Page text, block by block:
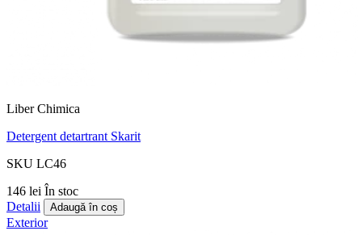
Liber Chimica
Detergent detartrant Skarit
SKU LC46
146 lei În stoc
Detalii
Adaugă în coș
Exterior